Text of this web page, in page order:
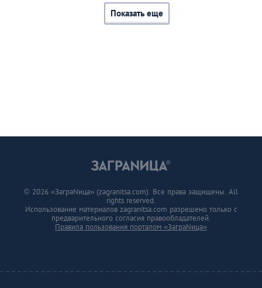
Показать еще
© 2026 «ЗаграNица» (zagranitsa.com). Все права защищены. All
rights reserved.
Использование материалов zagranitsa.com разрешено только с
предварительного согласия правообладателей.
Правила пользования порталом «ЗаграNица»